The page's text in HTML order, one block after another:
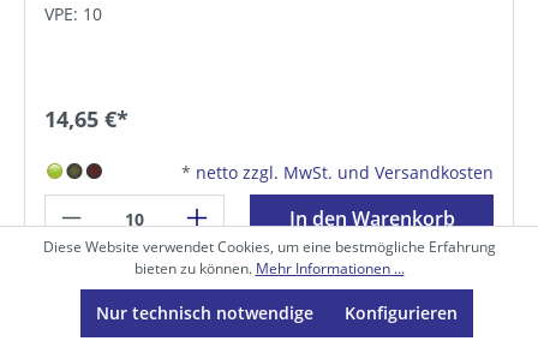
VPE: 10
14,65 €*
* netto zzgl. MwSt. und Versandkosten
In den Warenkorb
Zum Produkt
Diese Website verwendet Cookies, um eine bestmögliche Erfahrung
bieten zu können. Mehr Informationen ...
Nur technisch notwendige Konfigurieren